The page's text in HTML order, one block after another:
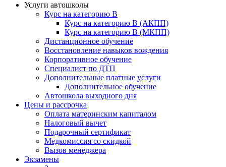
Услуги автошколы
Курс на категорию В
Курс на категорию В (АКПП)
Курс на категорию В (МКПП)
Дистанционное обучение
Восстановление навыков вождения
Корпоративное обучение
Специалист по ДТП
Дополнительные платные услуги
Дополнительное обучение
Автошкола выходного дня
Цены и рассрочка
Оплата материнским капиталом
Налоговый вычет
Подарочный сертификат
Медкомиссия со скидкой
Вызов менеджера
Экзамены